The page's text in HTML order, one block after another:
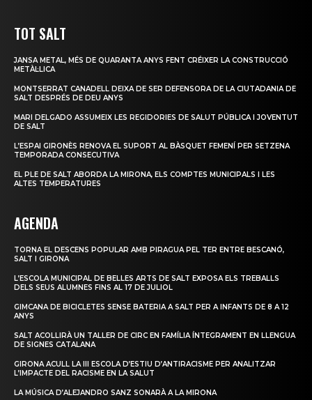
TOT SALT
JANSA METAL, MÉS DE QUARANTA ANYS FENT CRÉIXER LA CONSTRUCCIÓ
METÀL·LICA
MONTSERRAT CANADELL DEIXA DE SER DEFENSORA DE LA CIUTADANIA DE
SALT DESPRÉS DE DEU ANYS
MARI DELGADO ASSUMEIX LES REGIDORIES DE SALUT PÚBLICA I JOVENTUT
DE SALT
L’ESPAI GIRONÈS RENOVA EL SUPORT AL BÀSQUET FEMENÍ PER SETZENA
TEMPORADA CONSECUTIVA
EL PLE DE SALT ABORDA LA MIRONA, ELS COMPTES MUNICIPALS I LES
ALTES TEMPERATURES
AGENDA
TORNA EL DESCENS POPULAR AMB PIRAGUA PEL TER ENTRE BESCANÓ,
SALT I GIRONA
L’ESCOLA MUNICIPAL DE BELLES ARTS DE SALT EXPOSA ELS TREBALLS
DELS SEUS ALUMNES FINS AL 17 DE JULIOL
GIMCANA DE BICICLETES SENSE BATERIA A SALT PER A INFANTS DE 8 A 12
ANYS
SALT ACOLLIRÀ UN TALLER DE CIRC EN FAMÍLIA ÍNTEGRAMENT EN LLENGUA
DE SIGNES CATALANA
GIRONA ACULL LA III ESCOLA D’ESTIU D’ANTIRACISME PER ANALITZAR
L’IMPACTE DEL RACISME EN LA SALUT
LA MÚSICA D’ALEJANDRO SANZ SONARÀ A LA MIRONA